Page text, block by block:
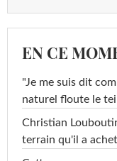
EN CE
"Je me suis dit
naturel floute le
Christian
terrain qu'il a